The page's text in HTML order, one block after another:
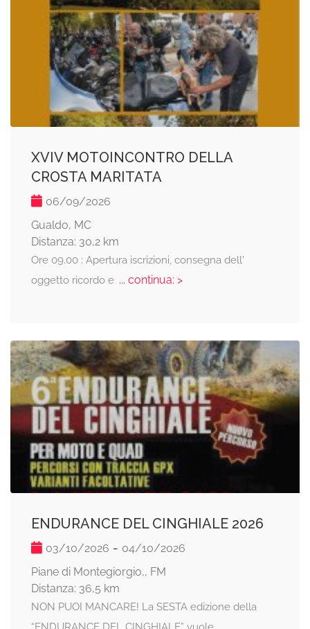
XVIV MOTOINCONTRO DELLA
CROSTA MARITATA
06/09/2026
Gualdo, MC
Distanza: 30,2 km
Ore 09.00 : Apertura iscrizioni, consegna dell'
oggetto ricordo e... continua: >
ENDURANCE DEL CINGHIALE 2026
03/10/2026 - 04/10/2026
Piane di Montegiorgio,, FM
Distanza: 36,5 km
NON PUOI MANCARE! La SESTA edizione della